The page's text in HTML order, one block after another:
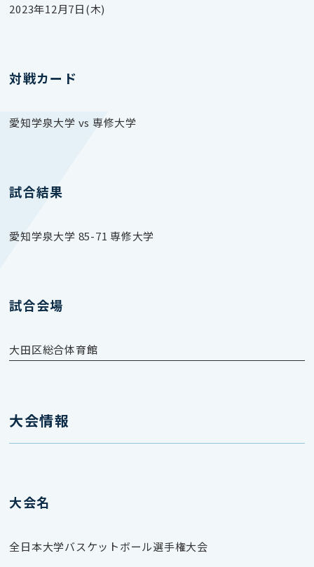
2023年12月7日(木)
対戦カード
愛知学泉大学 vs 専修大学
試合結果
愛知学泉大学 85-71 専修大学
試合会場
大田区総合体育館
大会情報
大会名
全日本大学バスケットボール選手権大会